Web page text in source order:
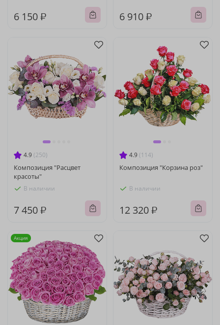
6 150 ₽ 6 910 ₽
4.9 (250)
Композиция "Расцвет
красоты"
В наличии
7 450 ₽
4.9 (114)
Композиция "Корзина роз"
В наличии
12 320 ₽
Акция